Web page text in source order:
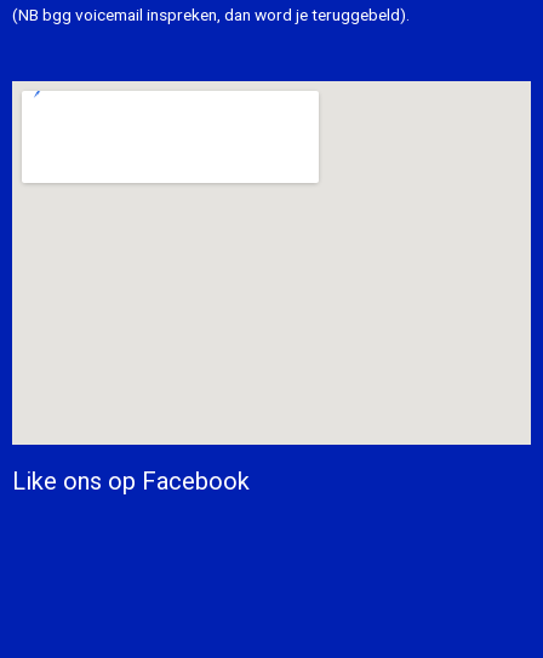
(NB bgg voicemail inspreken, dan word je teruggebeld).
Like ons op Facebook